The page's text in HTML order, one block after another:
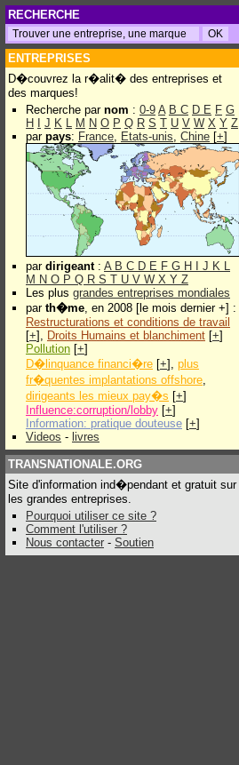
RECHERCHE
ENTREPRISES
D�couvrez la r�alit� des entreprises et
des marques!
Recherche par nom : 0-9 A B C D E F G
H
J K L M N O P Q R S T U V W X Y Z
par pays: France, Etats-unis, Chine [+]
par dirigeant: A B C D E F G H J K L
M N O P Q R S T U V W X Y Z
Les plus grandes entreprises mondiales
par th�me, en 2008 [le mois dernier +] :
Restructurations et conditions de travail
[+], Droits Humains et blanchiment [+]
Pollution [+]
D�linquance financi�re [+], plus
fr�quentes implantations offshore,
dirigeants les mieux pay�s [+]
Influence:corruption/lobby [+]
Information: pratique douteuse [+]
Videos - livres
TRANSNATIONALE.ORG
Site d'information ind�pendant et gratuit sur
les grandes entreprises.
Pourquoi utiliser ce site ?
Comment l'utiliser ?
Nous contacter - Soutien